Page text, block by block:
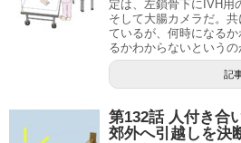
定は、左鎖骨下にIVH用
そして大腸カメラだ。
ているが、何時になる
るかわからないというの
記
第132話 人付き合
郊外へ引越しを決